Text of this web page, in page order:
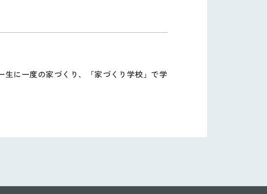
生に一度の家づくり、「家づくり学校」で学